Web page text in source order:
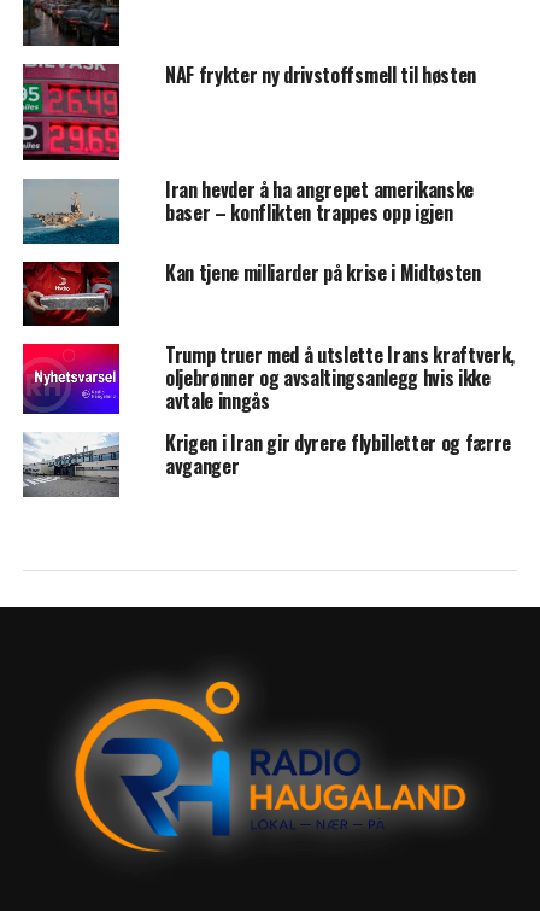
NAF frykter ny drivstoffsmell til høsten
Iran hevder å ha angrepet amerikanske
baser – konflikten trappes opp igjen
Kan tjene milliarder på krise i Midtøsten
Trump truer med å utslette Irans kraftverk,
oljebrønner og avsaltingsanlegg hvis ikke
avtale inngås
Krigen i Iran gir dyrere flybilletter og færre
avganger